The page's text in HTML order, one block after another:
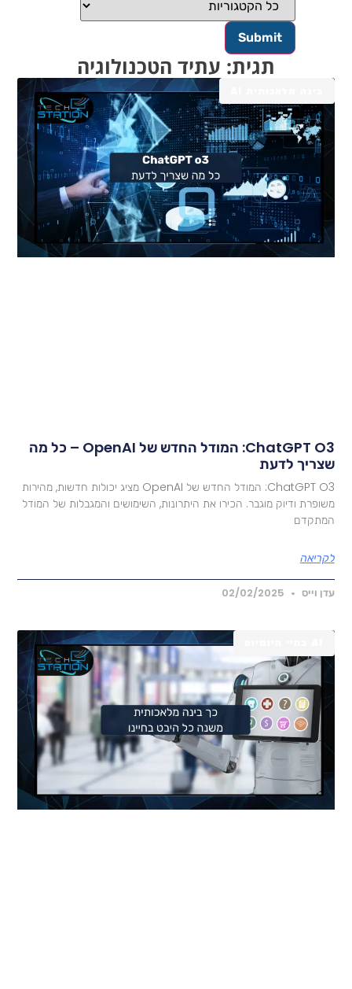
תגית: עתיד הטכנולוגיה
ChatGPT O3: המודל החדש של OpenAI – כל מה
לדעת
ChatGPT O3: המודל החדש של OpenAI מציג יכולות חדשות, מהירות
ודיוק מוגבר. הכירו את היתרונות, השימושים והמגבלות של המודל
וייס 02/02/2025